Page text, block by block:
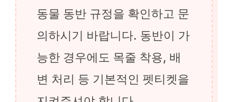
동물 동반 규정을 확인하고 문
의하시기 바랍니다. 동반이 가
능한 경우에도 목줄 착용, 배
변 처리 등 기본적인 펫티켓을